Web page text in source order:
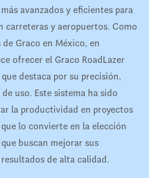
avanzados y eficientes para
carreteras y aeropuertos. Como
Graco en México, en
ofrecer el Graco RoadLazer
destaca por su precisión,
uso. Este sistema ha sido
la productividad en proyectos
lo convierte en la elección
buscan mejorar sus
de alta calidad.